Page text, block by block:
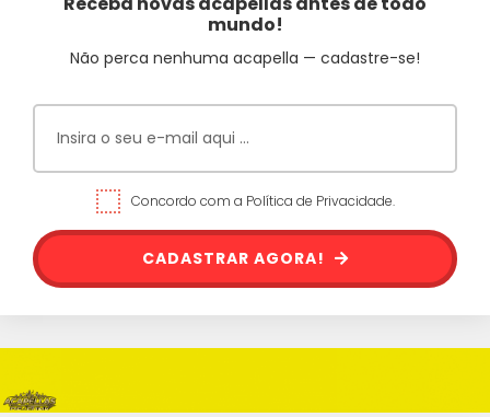
mundo!
Não perca nenhuma acapella — cadastre-se!
Concordo com a Política de Privacidade.
CADASTRAR AGORA!